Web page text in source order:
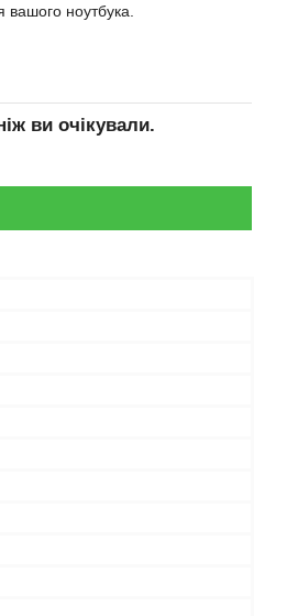
ноутбука.
ви очікували.